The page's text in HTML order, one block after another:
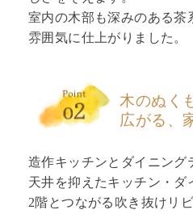
室内の木部も深みのある茶
雰囲気に仕上がりました。
木のぬく
広がる、
造作キッチンとダイニング
天井を抑えたキッチン・ダ
2階とつながる吹き抜けリ